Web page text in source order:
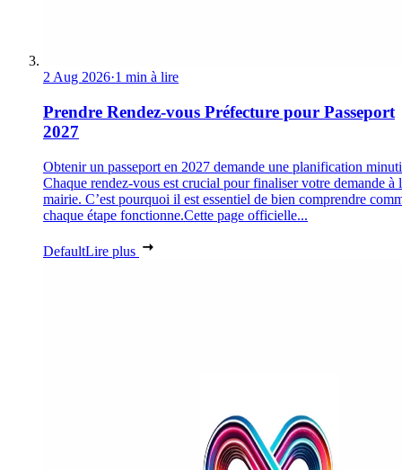
2 Aug 2026·1 min à lire
Prendre Rendez-vous Préfecture pour Passeport
2027
Obtenir un passeport en 2027 demande une planification
Chaque rendez-vous est crucial pour finaliser votre demande à
mairie. C’est pourquoi il est essentiel de bien comprendre
chaque étape fonctionne.Cette page officielle...
DefaultLire plus